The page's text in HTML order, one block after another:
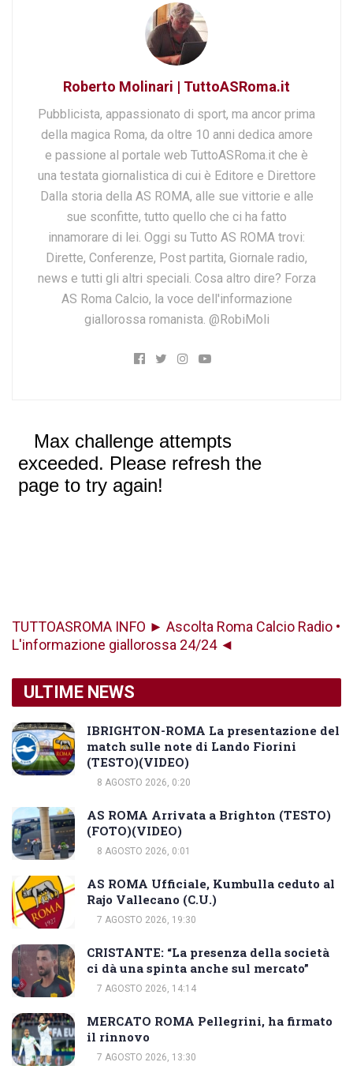
Roberto Molinari | TuttoASRoma.it
Pubblicista, appassionato di sport, ma ancor prima
della magica Roma, da oltre 10 anni dedica amore
e passione al portale web TuttoASRoma.it che è
una testata giornalistica di cui è Editore e Direttore
Dalla storia della AS ROMA, alle sue vittorie e alle
sue sconfitte, tutto quello che ci ha fatto
innamorare di lei. Oggi su Tutto AS ROMA trovi:
Dirette, Conferenze, Post partita, Giornale radio,
news e tutti gli altri speciali. Cosa altro dire? Forza
AS Roma Calcio, la voce dell'informazione
giallorossa romanista. @RobiMoli
TUTTOASROMA INFO ► Ascolta Roma Calcio Radio •
L'informazione giallorossa 24/24 ◄
ULTIME NEWS
IBRIGHTON-ROMA La presentazione del
match sulle note di Lando Fiorini
(TESTO)(VIDEO)
8 AGOSTO 2026, 0:20
AS ROMA Arrivata a Brighton (TESTO)
(FOTO)(VIDEO)
8 AGOSTO 2026, 0:01
AS ROMA Ufficiale, Kumbulla ceduto al
Rajo Vallecano (C.U.)
7 AGOSTO 2026, 19:30
CRISTANTE: “La presenza della società
ci dà una spinta anche sul mercato”
7 AGOSTO 2026, 14:14
MERCATO ROMA Pellegrini, ha firmato
il rinnovo
7 AGOSTO 2026, 13:30